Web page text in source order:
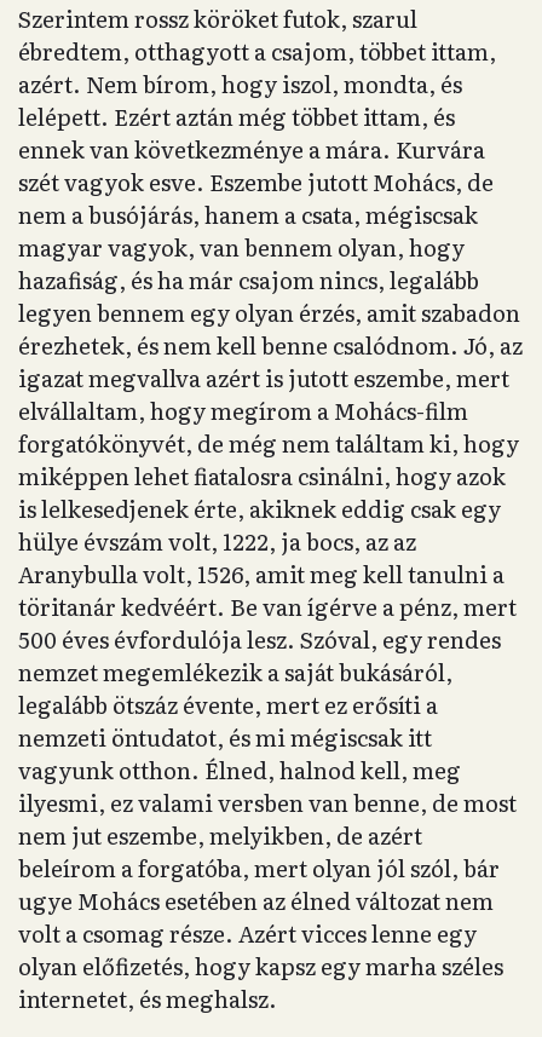
Szerintem rossz köröket futok, szarul
ébredtem, otthagyott a csajom, többet ittam,
azért. Nem bírom, hogy iszol, mondta, és
lelépett. Ezért aztán még többet ittam, és
ennek van következménye a mára. Kurvára
szét vagyok esve. Eszembe jutott Mohács, de
nem a busójárás, hanem a csata, mégiscsak
magyar vagyok, van bennem olyan, hogy
hazafiság, és ha már csajom nincs, legalább
legyen bennem egy olyan érzés, amit szabadon
érezhetek, és nem kell benne csalódnom. Jó, az
igazat megvallva azért is jutott eszembe, mert
elvállaltam, hogy megírom a Mohács-film
forgatókönyvét, de még nem találtam ki, hogy
miképpen lehet fiatalosra csinálni, hogy azok
is lelkesedjenek érte, akiknek eddig csak egy
hülye évszám volt, 1222, ja bocs, az az
Aranybulla volt, 1526, amit meg kell tanulni a
töritanár kedvéért. Be van ígérve a pénz, mert
500 éves évfordulója lesz. Szóval, egy rendes
nemzet megemlékezik a saját bukásáról,
legalább ötszáz évente, mert ez erősíti a
nemzeti öntudatot, és mi mégiscsak itt
vagyunk otthon. Élned, halnod kell, meg
ilyesmi, ez valami versben van benne, de most
nem jut eszembe, melyikben, de azért
beleírom a forgatóba, mert olyan jól szól, bár
ugye Mohács esetében az élned változat nem
volt a csomag része. Azért vicces lenne egy
olyan előfizetés, hogy kapsz egy marha széles
internetet, és meghalsz.